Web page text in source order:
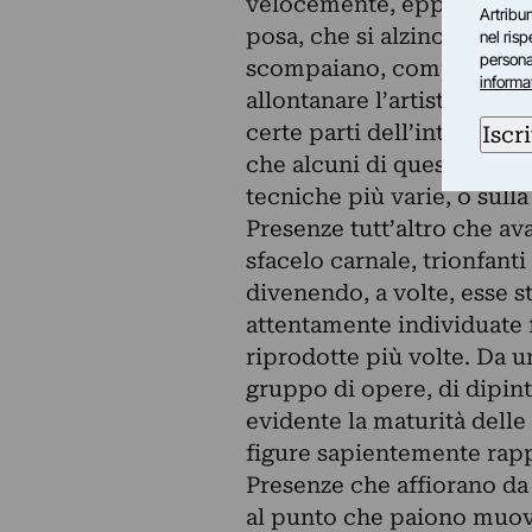
posa, che si alzino per
scompaiano,
allontanare l’artista dal
certe parti dell’intero è
che alcuni di questi
tecniche più varie, o
Presenze tutt’altro che
sfacelo carnale,
divenendo, a volte, esse
attentamente
riprodotte più volte. Da
gruppo di opere, di
evidente la maturità
figure sapientemente
Presenze che affiorano
al punto che paiono
nel